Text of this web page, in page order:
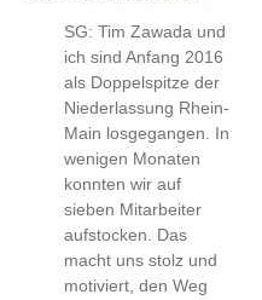
SG: Tim Zawada und
ich sind Anfang 2016
als Doppelspitze der
Niederlassung Rhein-
Main losgegangen. In
wenigen Monaten
konnten wir auf
sieben Mitarbeiter
aufstocken. Das
macht uns stolz und
motiviert, den Weg